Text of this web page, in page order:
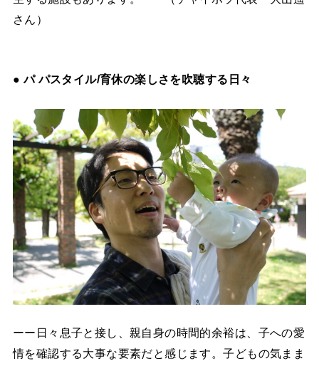
さん）
● パ パスタイル/育休の楽しさを吹聴する日々
ーー日々息子と接し、親自身の時間的余裕は、子への愛
情を確認する大事な要素だと感じます。子どもの気まま